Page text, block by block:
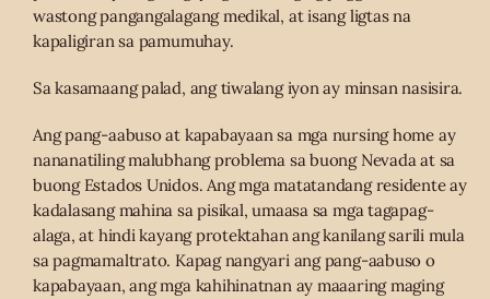
wastong pangangalagang medikal, at isang ligtas na
kapaligiran sa pamumuhay.
Sa kasamaang palad, ang tiwalang iyon ay minsan nasisira.
Ang pang-aabuso at kapabayaan sa mga nursing home ay
nananatiling malubhang problema sa buong Nevada at sa
buong Estados Unidos. Ang mga matatandang residente ay
kadalasang mahina sa pisikal, umaasa sa mga tagapag-
alaga, at hindi kayang protektahan ang kanilang sarili mula
sa pagmamaltrato. Kapag nangyari ang pang-aabuso o
kapabayaan, ang mga kahihinatnan ay maaaring maging